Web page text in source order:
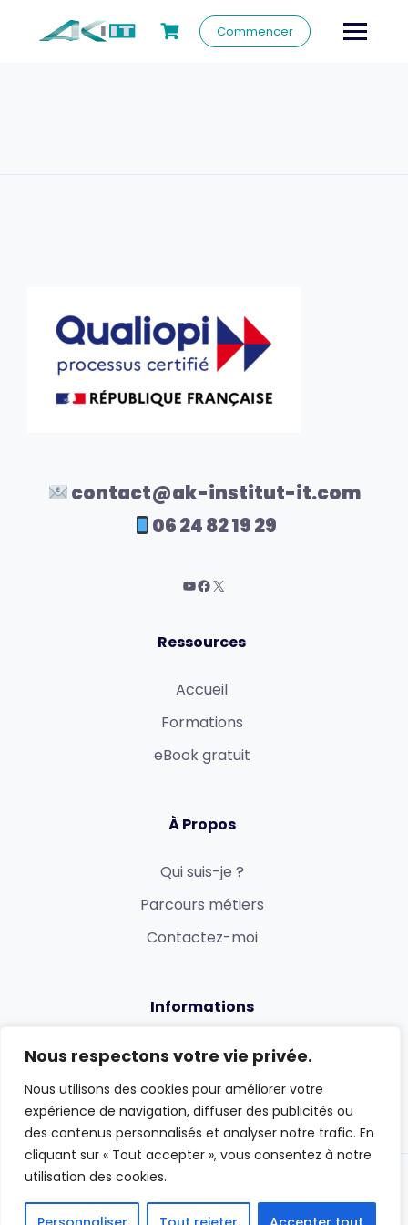
Nous respectons votre vie privée.
Nous utilisons des cookies pour améliorer votre
expérience de navigation, diffuser des publicités ou
des contenus personnalisés et analyser notre trafic. En
cliquant sur « Tout accepter », vous consentez à notre
utilisation des cookies.
Commencer
contact@ak-institut-it.com
06 24 82 19 29
Ressources
Accueil
Formations
eBook gratuit
À Propos
Qui suis-je ?
Parcours métiers
Contactez-moi
Informations
Politique de confidentialité
Mentions légales et CGV
Albert KANZA